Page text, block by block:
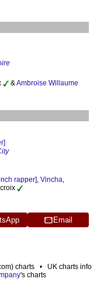
&Ambroise Willaume
rapper], Vincha,
Email
charts • UK charts info
's charts